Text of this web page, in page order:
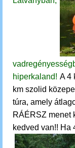
hiperkaland! A 4
km szolid
túra, amely
RÁÉRSZ menet
kedved van!! Ha